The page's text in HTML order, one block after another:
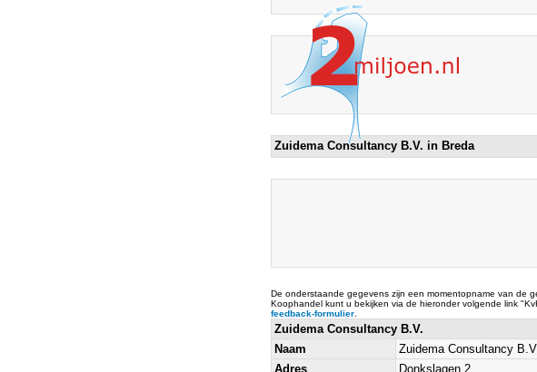
Zuidema Consultancy B.V. in Breda
De onderstaande gegevens zijn een momentopname van de
Koophandel kunt u bekijken via de hieronder volgende link
feedback-formulier.
Zuidema Consultancy B.V.
Naam
Zuidema Consultancy
Adres
Donkslagen 2